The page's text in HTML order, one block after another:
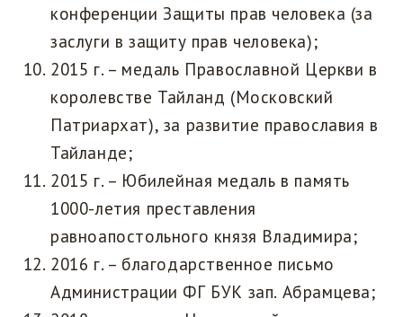
конференции Защиты прав человека (за
заслуги в защиту прав человека);
2015 г. – медаль Православной Церкви в
королевстве Тайланд (Московский
Патриархат), за развитие православия в
Тайланде;
2015 г. – Юбилейная медаль в память
1000-летия преставления
равноапостольного князя Владимира;
2016 г. – благодарственное письмо
Администрации ФГ БУК зап. Абрамцева;